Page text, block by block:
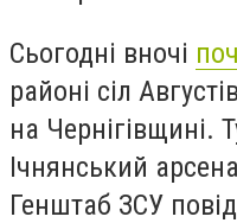
Сьогодні вночі
районі сіл
на Чернігівщині.
Ічнянський
Генштаб ЗСУ